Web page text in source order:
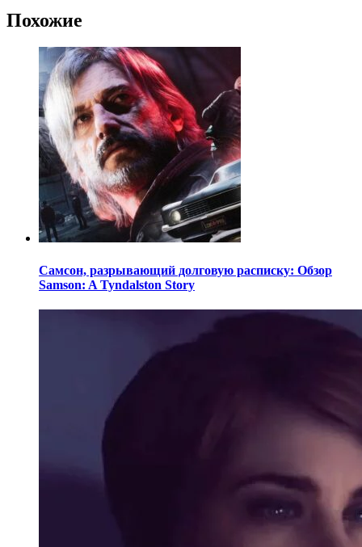
Похожие
Самсон, разрывающий долговую расписку: Обзор
Samson: A Tyndalston Story